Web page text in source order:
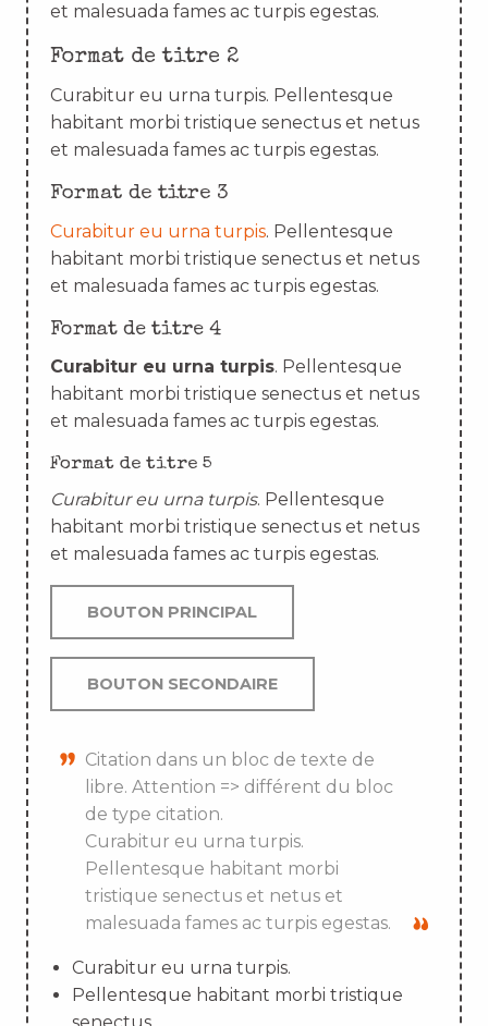
et malesuada fames ac turpis egestas.
Format de titre 2
Curabitur eu urna turpis. Pellentesque
habitant morbi tristique senectus et netus
et malesuada fames ac turpis egestas.
Format de titre 3
Curabitur eu urna turpis. Pellentesque
habitant morbi tristique senectus et netus
et malesuada fames ac turpis egestas.
Format de titre 4
Curabitur eu urna turpis. Pellentesque
habitant morbi tristique senectus et netus
et malesuada fames ac turpis egestas.
Format de titre 5
Curabitur eu urna turpis. Pellentesque
habitant morbi tristique senectus et netus
et malesuada fames ac turpis egestas.
BOUTON PRINCIPAL
BOUTON SECONDAIRE
Citation dans un bloc de texte de
libre. Attention => différent du bloc
de type citation.
Curabitur eu urna turpis.
Pellentesque habitant morbi
tristique senectus et netus et
malesuada fames ac turpis egestas.
Curabitur eu urna turpis.
Pellentesque habitant morbi tristique